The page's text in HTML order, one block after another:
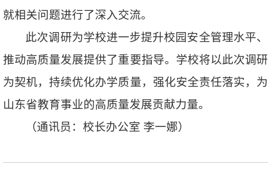
就相关问题进行了深入交流。
此次调研为学校进一步提升校园安全管理水平、
推动高质量发展提供了重要指导。学校将以此次调研
为契机，持续优化办学质量，强化安全责任落实，为
山东省教育事业的高质量发展贡献力量。
（通讯员：校长办公室 李一娜）